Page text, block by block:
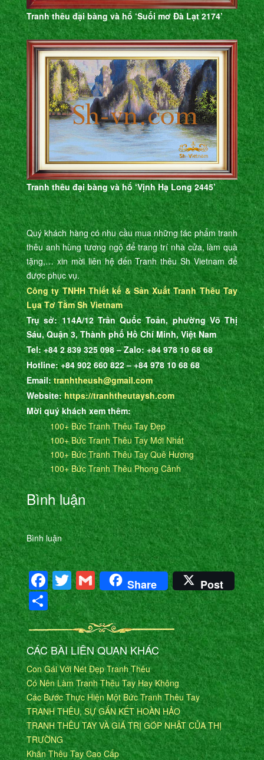
Tranh thêu đại bàng và hổ ‘Suối mơ Đà Lạt 2174’
Tranh thêu đại bàng và hổ ‘Vịnh Hạ Long 2445’
Quý khách hàng có nhu cầu mua những tác phẩm tranh
thêu anh hùng tương ngộ để trang trí nhà cửa, làm quà
tặng,… xin mời liên hệ đến Tranh thêu Sh Vietnam để
được phục vụ.
Công ty TNHH Thiết kế & Sản Xuất Tranh Thêu Tay
Lụa Tơ Tằm Sh Vietnam
Trụ sở: 114A/12 Trần Quốc Toản, phường Võ Thị
Sáu, Quận 3, Thành phố Hồ Chí Minh, Việt Nam
Tel: +84 2 839 325 098 – Zalo: +84 978 10 68 68
Hotline: +84 902 660 822 – +84 978 10 68 68
Email:tranhtheush@gmail.com
Website:https://tranhtheutaysh.com
Mời quý khách xem thêm:
100+ Bức Tranh Thêu Tay Đẹp
100+ Bức Tranh Thêu Tay Mới Nhất
100+ Bức Tranh Thêu Tay Quê Hương
100+ Bức Tranh Thêu Phong Cảnh
Bình luận
Bình luận
Facebook
Twitter
Gmail
Share Post
Share
CÁC BÀI LIÊN QUAN KHÁC
Con Gái Với Nét Đẹp Tranh Thêu
Có Nên Làm Tranh Thêu Tay Hay Không
Các Bước Thực Hiện Một Bức Tranh Thêu Tay
TRANH THÊU, SỰ GẮN KẾT HOÀN HẢO
TRANH THÊU TAY VÀ GIÁ TRỊ GÓP NHẬT CỦA THỊ
TRƯỜNG
Khăn Thêu Tay Cao Cấp